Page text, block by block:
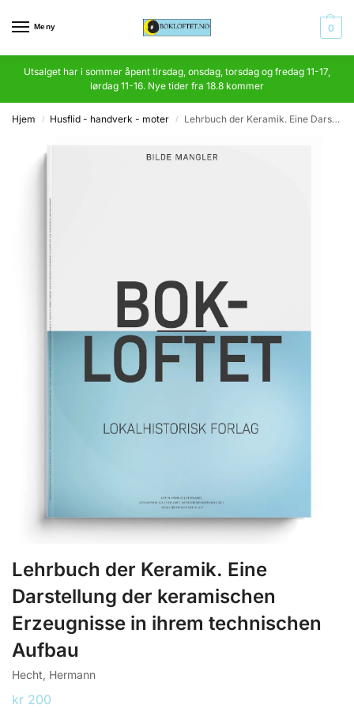
Meny 0
Utsalget har i sommer åpent tirsdag, onsdag, torsdag og fredag 11-17,
lørdag 11-16. Nye tider fra 18.8 kommer
Hjem / Husflid - handverk - moter / Lehrbuch der Keramik. Eine Darstellung der keramischen Erzeugnisse in ihrem technischen Aufbau
Lehrbuch der Keramik. Eine
Darstellung der keramischen
Erzeugnisse in ihrem technischen
Aufbau
Hecht, Hermann
kr 200